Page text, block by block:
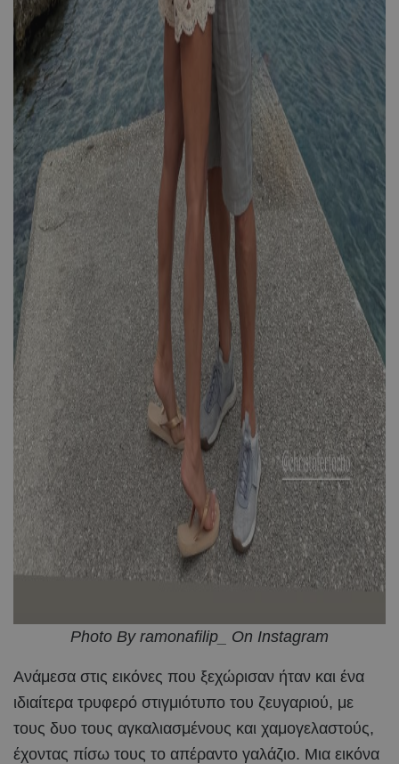
Photo By ramonafilip_ On Instagram
Ανάμεσα στις εικόνες που ξεχώρισαν ήταν και ένα
ιδιαίτερα τρυφερό στιγμιότυπο του ζευγαριού, με
τους δυο τους αγκαλιασμένους και χαμογελαστούς,
έχοντας πίσω τους το απέραντο γαλάζιο. Μια εικόνα